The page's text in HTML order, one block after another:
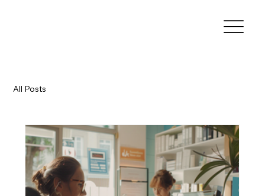
All Posts